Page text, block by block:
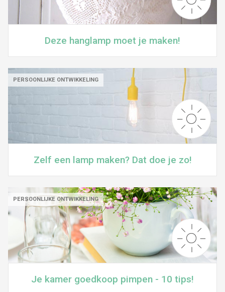
Deze hanglamp moet je maken!
PERSOONLIJKE ONTWIKKELING
Zelf een lamp maken? Dat doe je zo!
PERSOONLIJKE ONTWIKKELING
Je kamer goedkoop pimpen - 10 tips!